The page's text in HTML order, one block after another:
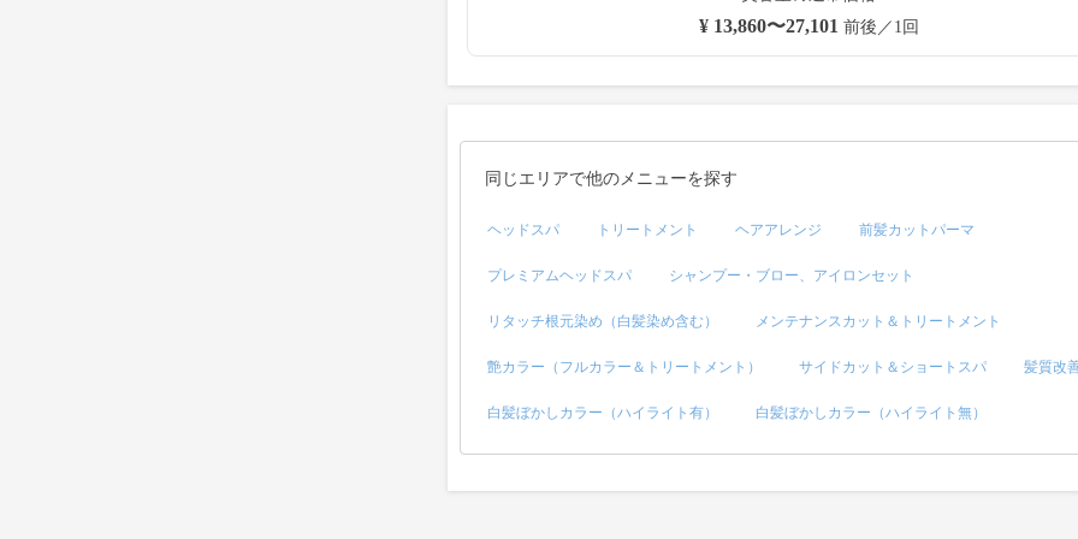
¥ 13,860〜27,101 前後／1回
同じエリアで他のメニューを探す
ヘッドスパ トリートメント ヘアアレンジ 前髪カットパーマ
プレミアムヘッドスパ シャンプー・ブロー、アイロンセット
リタッチ根元染め（白髪染め含む） メンテナンスカット＆トリートメント
艶カラー（フルカラー＆トリートメント） サイドカット＆ショートスパ 髪質改
白髪ぼかしカラー（ハイライト有） 白髪ぼかしカラー（ハイライト無）